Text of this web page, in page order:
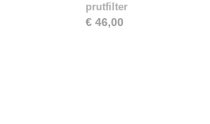
prutfilter
€ 46,00